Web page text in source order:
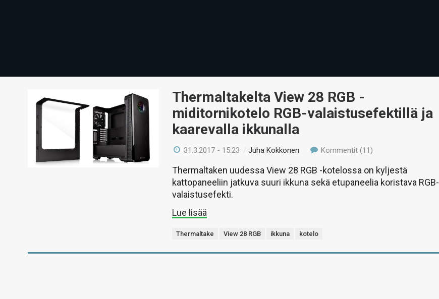
Thermaltakelta View 28 RGB -
miditornikotelo RGB-valaistusefektillä ja
kaarevalla ikkunalla
31.3.2017 - 15:23 /Juha Kokkonen Kommentit (11)
Thermaltaken uudessa View 28 RGB -kotelossa on kyljestä
kattopaneeliin jatkuva suuri ikkuna sekä etupaneelia koristava RGB-
valaistusefekti.
Lue lisää
Thermaltake View 28 RGB ikkuna kotelo